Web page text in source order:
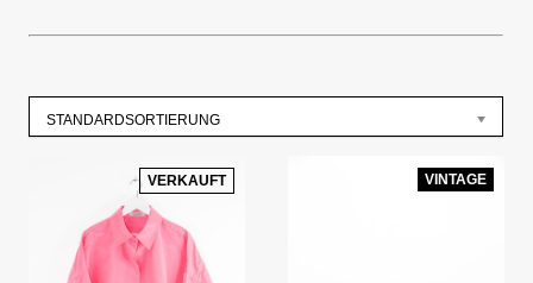
STANDARDSORTIERUNG
VERKAUFT VINTAGE